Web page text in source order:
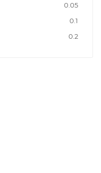
0.05
0.1
0.2